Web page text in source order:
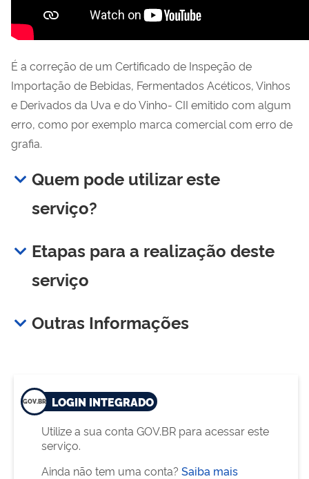
É a correção de um Certificado de Inspeção de
Importação de Bebidas, Fermentados Acéticos, Vinhos
e Derivados da Uva e do Vinho- CII emitido com algum
erro, como por exemplo marca comercial com erro de
grafia.
Quem pode utilizar este
serviço?
Etapas para a realização deste
serviço
Outras Informações
LOGIN INTEGRADO
Utilize a sua conta GOV.BR para acessar este
serviço.
Ainda não tem uma conta? Saiba mais